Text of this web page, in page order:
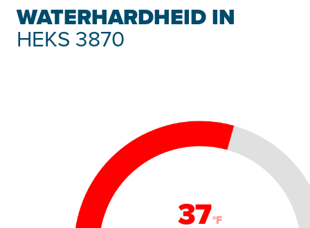
WATERHARDHEID IN
HEKS 3870
37°F